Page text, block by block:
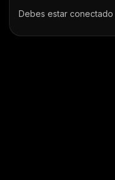
Debes estar conectado